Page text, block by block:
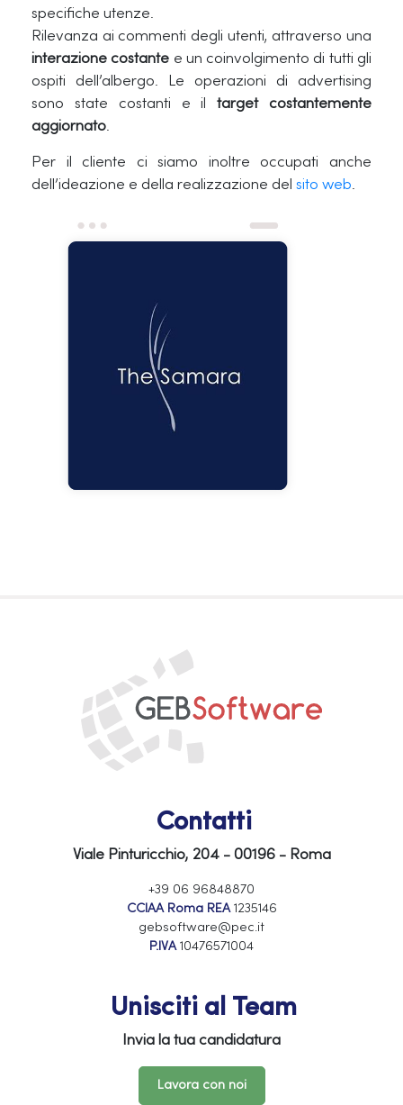
specifiche utenze.
Rilevanza ai commenti degli utenti, attraverso una
interazione costante e un coinvolgimento di tutti gli
ospiti dell’albergo. Le operazioni di advertising
sono state costanti e iltarget costantemente
aggiornato.
Per il cliente ci siamo inoltre occupati anche
dell’ideazione e della realizzazione del sito web.
Contatti
Viale Pinturicchio, 204 - 00196 - Roma
+39 06 96848870
CCIAA Roma REA1235146
gebsoftware@pec.it
P.IVA10476571004
Unisciti al Team
Invia la tua candidatura
Lavora con noi